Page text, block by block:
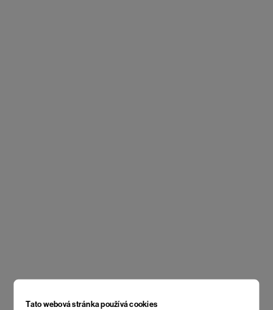
Tato webová stránka používá cookies